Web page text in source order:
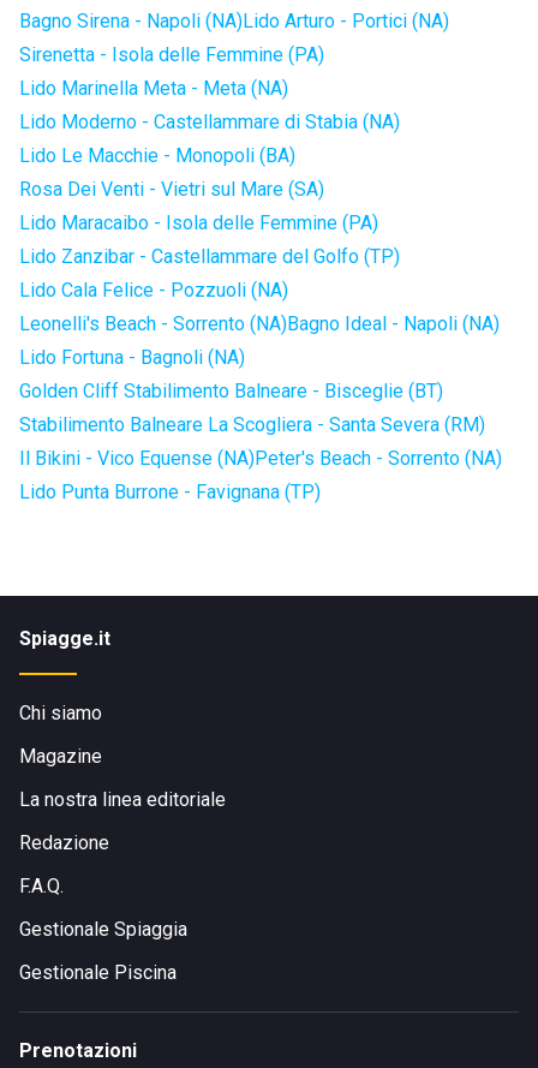
Bagno Sirena - Napoli (NA)Lido Arturo - Portici (NA)
Sirenetta - Isola delle Femmine (PA)
Lido Marinella Meta - Meta (NA)
Lido Moderno - Castellammare di Stabia (NA)
Lido Le Macchie - Monopoli (BA)
Rosa Dei Venti - Vietri sul Mare (SA)
Lido Maracaibo - Isola delle Femmine (PA)
Lido Zanzibar - Castellammare del Golfo (TP)
Lido Cala Felice - Pozzuoli (NA)
Leonelli's Beach - Sorrento (NA)Bagno Ideal - Napoli (NA)
Lido Fortuna - Bagnoli (NA)
Golden Cliff Stabilimento Balneare - Bisceglie (BT)
Stabilimento Balneare La Scogliera - Santa Severa (RM)
Il Bikini - Vico Equense (NA)Peter's Beach - Sorrento (NA)
Lido Punta Burrone - Favignana (TP)
Spiagge.it
Chi siamo
Magazine
La nostra linea editoriale
Redazione
F.A.Q.
Gestionale Spiaggia
Gestionale Piscina
Prenotazioni